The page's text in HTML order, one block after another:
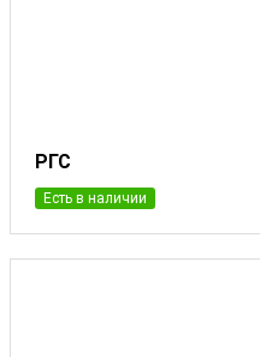
РГС
Есть в наличии